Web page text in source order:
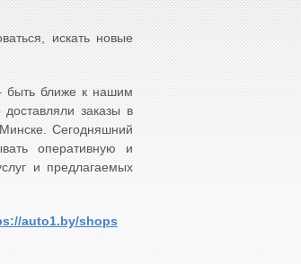
искать новые
быть ближе к нашим
заказы в
Сегодняшний
оперативную и
и предлагаемых
auto1.by/shops